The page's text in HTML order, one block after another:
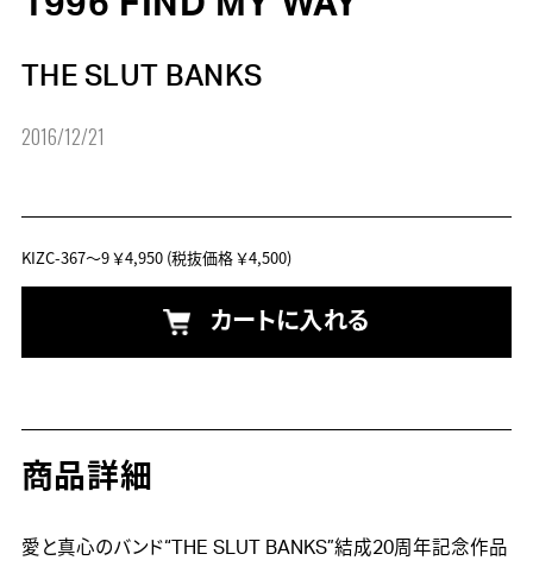
THE SLUT BANKS
2016/12/21
KIZC-367～9￥4,950(税抜価格 ￥4,500)
カートに入れる
商品詳細
愛と真心のバンド“THE SLUT BANKS”結成20周年記念作品